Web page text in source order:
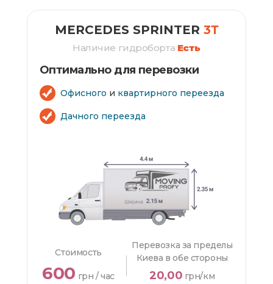
MERCEDES SPRINTER 3Т
Наличие гидроборта Есть
Оптимально для перевозки
Офисного и квартирного переезда
Дачного переезда
Стоимость
600 грн / час
Перевозка за пределы
Киева в обе стороны
20,00 грн/км